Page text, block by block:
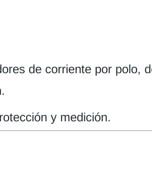
de corriente por polo,
y medición.